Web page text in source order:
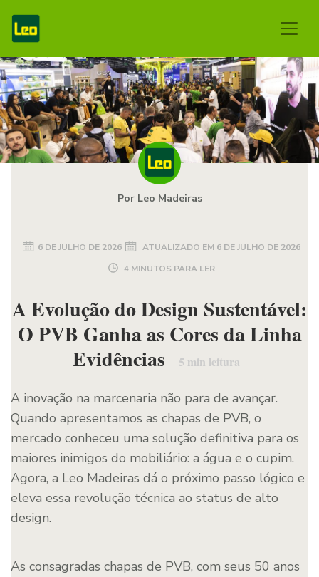
Por Leo Madeiras
6 DE JULHO DE 2026 ATUALIZADO EM 6 DE JULHO DE 2026
4 MINUTOS PARA LER
A Evolução do Design Sustentável:
O PVB Ganha as Cores da Linha
Evidências
5 min leitura
A inovação na marcenaria não para de avançar.
Quando apresentamos as chapas de PVB, o
mercado conheceu uma solução definitiva para os
maiores inimigos do mobiliário: a água e o cupim.
Agora, a Leo Madeiras dá o próximo passo lógico e
eleva essa revolução técnica ao status de alto
design.
As consagradas chapas de PVB, com seus 50 anos